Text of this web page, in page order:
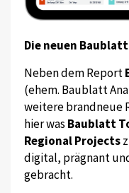
Die neuen
Neben dem Report
(ehem. Baublatt
weitere brandneue
hier was Baublatt
Regional Projects
digital, prägnant
gebracht.